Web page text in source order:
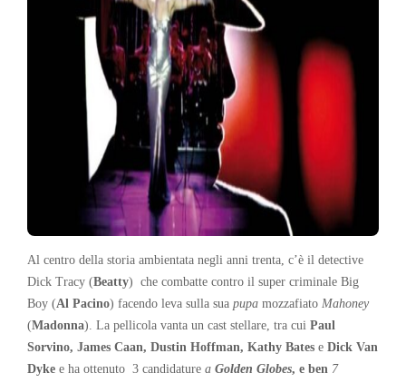
Al centro della storia ambientata negli anni trenta, c’è il detective
Dick Tracy (Beatty) che combatte contro il super criminale Big
Boy (Al Pacino) facendo leva sulla sua pupa mozzafiato Mahoney
(Madonna). La pellicola vanta un cast stellare, tra cui Paul
Sorvino, James Caan, Dustin Hoffman, Kathy Bates e Dick Van
Dyke e ha ottenuto 3 candidature a Golden Globes, e ben 7